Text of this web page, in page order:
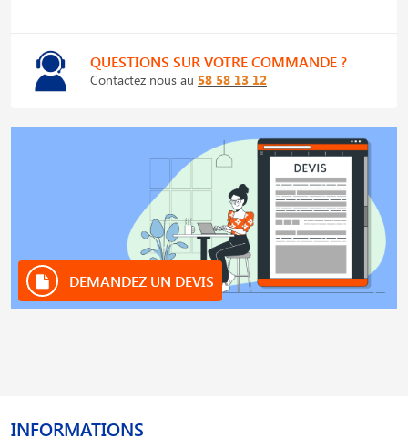
QUESTIONS SUR VOTRE COMMANDE ?
Contactez nous au 58 58 13 12
DEMANDEZ UN DEVIS
INFORMATIONS